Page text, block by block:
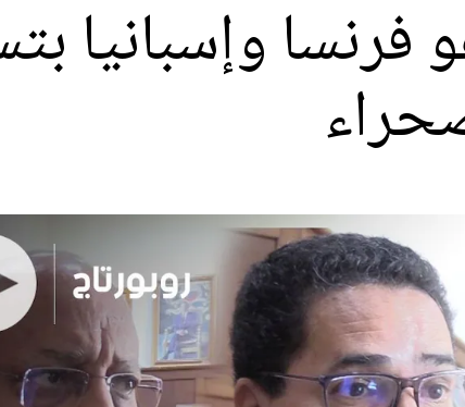
فرنسا وإسبانيا